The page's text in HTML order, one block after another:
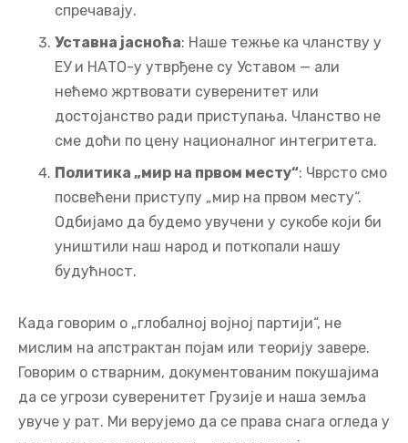
спречавају.
Уставна јасноћа: Наше тежње ка чланству у
ЕУ и НАТО-у утврђене су Уставом — али
нећемо жртвовати суверенитет или
достојанство ради приступања. Чланство не
сме доћи по цену националног интегритета.
Политика „мир на првом месту“: Чврсто смо
посвећени приступу „мир на првом месту“.
Одбијамо да будемо увучени у сукобе који би
уништили наш народ и поткопали нашу
будућност.
Када говорим о „глобалној војној партији“, не
мислим на апстрактан појам или теорију завере.
Говорим о стварним, документованим покушајима
да се угрози суверенитет Грузије и наша земља
увуче у рат. Ми верујемо да се права снага огледа у